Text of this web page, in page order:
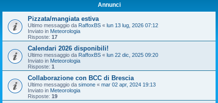
Annunci
Pizzata/mangiata estiva
Ultimo messaggio da RaffoxBS « lun 13 lug, 2026 07:12
Inviato in Meteorologia
Risposte: 17
Calendari 2026 disponibili!
Ultimo messaggio da RaffoxBS « lun 22 dic, 2025 09:20
Inviato in Meteorologia
Risposte: 1
Collaborazione con BCC di Brescia
Ultimo messaggio da simone « mar 02 apr, 2024 19:13
Inviato in Meteorologia
Risposte: 19